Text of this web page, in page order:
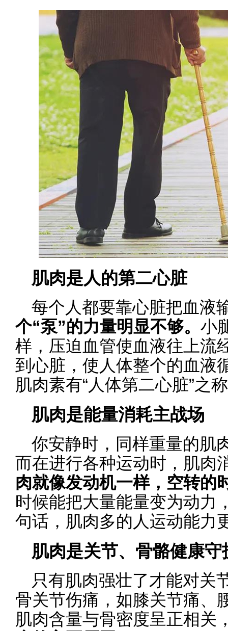
肌肉是人的第二心脏
每个人都要靠心脏把血液
个“泵”的力量明显不够。 小
样，压迫血管使血液往上流
到心脏，使人体整个的血液
肌肉素有“人体第二心脏”之
肌肉是能量消耗主战场
你安静时，同样重量的肌
而在进行各种运动时，肌肉
肉就像发动机一样，空转的
时候能把大量能量变为动力
句话，肌肉多的人运动能力
肌肉是关节、骨骼健康守
只有肌肉强壮了才能对关
骨关节伤痛，如膝关节痛、
肌肉含量与骨密度呈正相关